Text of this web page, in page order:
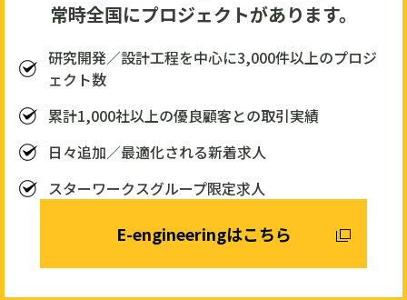
常時全国にプロジェクトがあります。
研究開発／設計工程を中心に3,000件以上のプロジ
ェクト数
累計1,000社以上の優良顧客との取引実績
日々追加／最適化される新着求人
スターワークスグループ限定求人
E-engineeringはこちら